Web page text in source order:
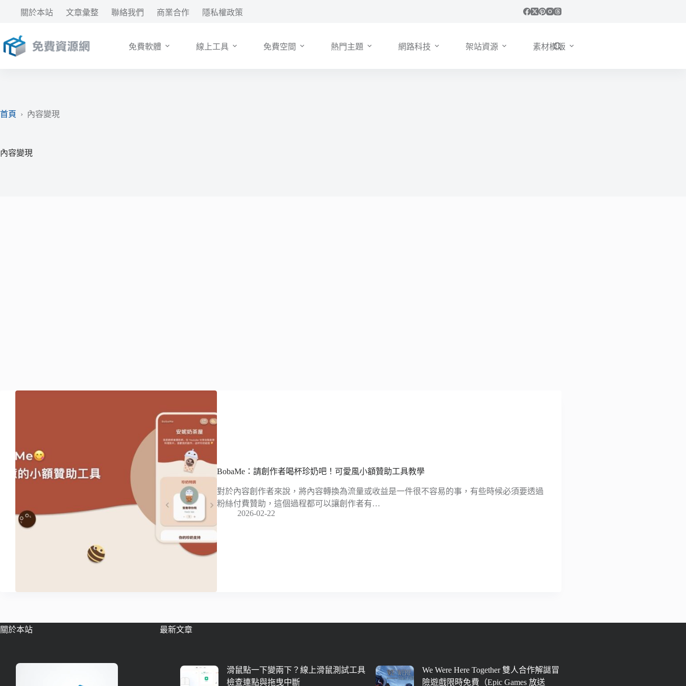
要
內
關於本站 文章彙整 聯絡我們 商業合作 隱私權政策
免費軟體 線上工具 免費空間 熱門主題 網路科技 架站資源 素材模版
首頁 › 內容變現
內容變現
BobaMe：請創作者喝杯珍奶吧！可愛風小額贊助工具教學
對於內容創作者來說，將內容轉換為流量或收益是一件很不容易的事，有些時候必須要透過
粉絲付費贊助，這個過程都可以讓創作者有…
2026-02-22
關於本站 最新文章
滑鼠點一下變兩下？線上滑鼠測試工具
檢查連點與拖曳中斷
We Were Here Together 雙人合作解謎冒
險遊戲限時免費（Epic Games 放送